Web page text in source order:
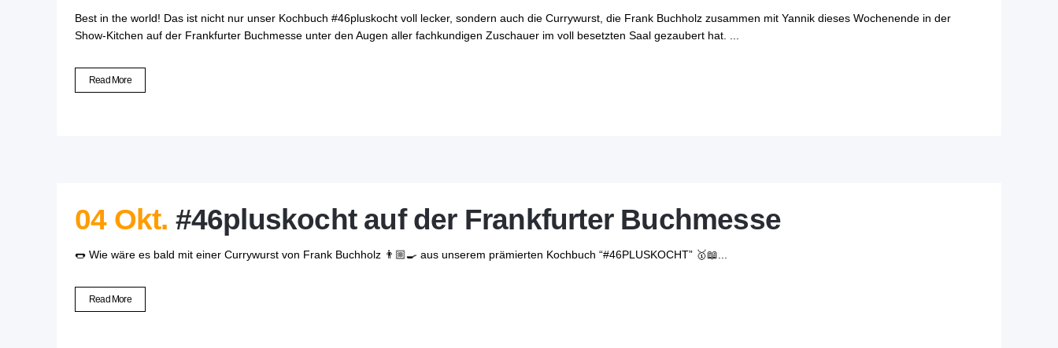
Best in the world! Das ist nicht nur unser Kochbuch #46pluskocht voll lecker, sondern auch die Currywurst, die Frank Buchholz zusammen mit Yannik dieses Wochenende in der
Show-Kitchen auf der Frankfurter Buchmesse unter den Augen aller fachkundigen Zuschauer im voll besetzten Saal gezaubert hat. ...
Read More
04 Okt. #46pluskocht auf der Frankfurter Buchmesse
🌭 Wie wäre es bald mit einer Currywurst von Frank Buchholz 👨🏼‍🍳 aus unserem prämierten Kochbuch “#46PLUSKOCHT” 🥇📖...
Read More